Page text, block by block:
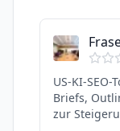
US-KI-SEO-
Briefs,
zur